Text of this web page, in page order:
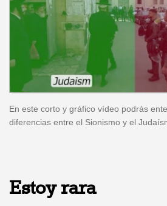
En este corto y gráfico vídeo podrás
diferencias entre el Sionismo y el
Estoy rara